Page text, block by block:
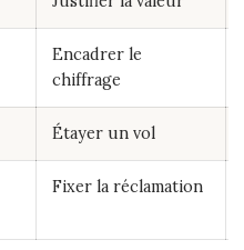
Encadrer le
chiffrage
Étayer un vol
Fixer la réclamation